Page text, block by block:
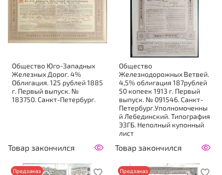
Общество Юго-Западных
Железных Дорог. 4%
Облигация. 125 рублей 1885
г. Первый выпуск. №
183750. Санкт-Петербург.
Товар закончился
Общество
Железнодорожных Ветвей.
4,5% облигация 187рублей
50 копеек 1913 г. Первый
выпуск. № 091546. Санкт-
Петербург.Уполномоченны
й Лебединский. Типография
ЭЗГБ. Неполный купонный
лист
Товар закончился
Предзаказ Предзаказ